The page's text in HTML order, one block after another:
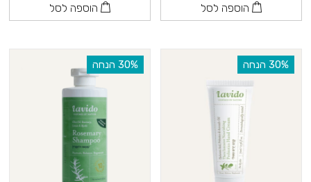
הוספה לסל הוספה לסל
‫30% הנחה ‫30% הנחה